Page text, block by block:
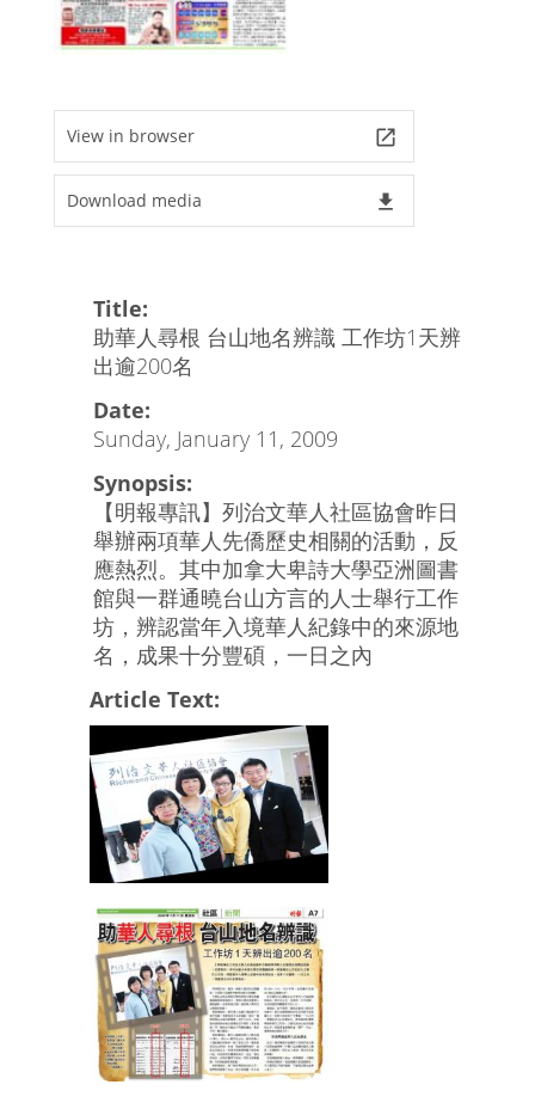
View in browser launch
Download media file_download
Title:
助華人尋根 台山地名辨識 工作坊1天辨
出逾200名
Date:
Sunday, January 11, 2009
Synopsis:
【明報專訊】列治文華人社區協會昨日
舉辦兩項華人先僑歷史相關的活動，反
應熱烈。其中加拿大卑詩大學亞洲圖書
館與一群通曉台山方言的人士舉行工作
坊，辨認當年入境華人紀錄中的來源地
名，成果十分豐碩，一日之內
Article Text: